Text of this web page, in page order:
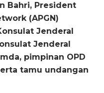
Bahri, President
(APGN)
Jenderal
Jenderal
pimpinan OPD
tamu undangan